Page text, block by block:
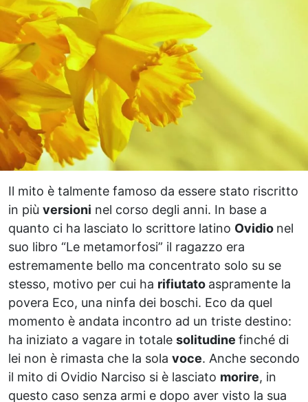
Il mito è talmente famoso da essere stato riscritto
in più versioni nel corso degli anni. In base a
quanto ci ha lasciato lo scrittore latino Ovidio nel
suo libro “Le metamorfosi” il ragazzo era
estremamente bello ma concentrato solo su se
stesso, motivo per cui ha rifiutato aspramente la
povera Eco, una ninfa dei boschi. Eco da quel
momento è andata incontro ad un triste destino:
ha iniziato a vagare in totale solitudine finché di
lei non è rimasta che la sola voce. Anche secondo
il mito di Ovidio Narciso si è lasciato morire, in
questo caso senza armi e dopo aver visto la sua